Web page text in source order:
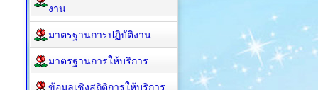
งาน
มาตรฐานการปฏิบัติงาน
มาตรฐานการให้บริการ
ข้อมูลเชิงสถิติการให้บริการ